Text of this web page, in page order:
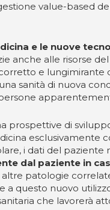
value-based
e le nuove
anche alle risorse
e lungimirante
sanità di nuova
prospettive di
esclusivamente
i dati del paziente
dal paziente in
patologie
a questo nuovo
che lavorerà